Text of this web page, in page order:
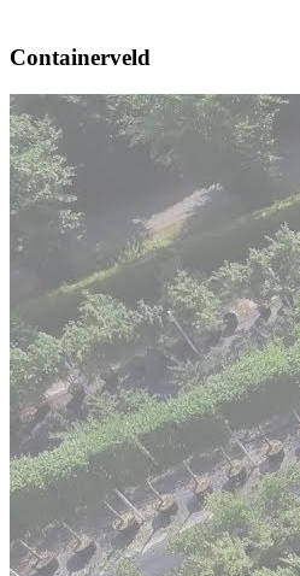
Containerveld